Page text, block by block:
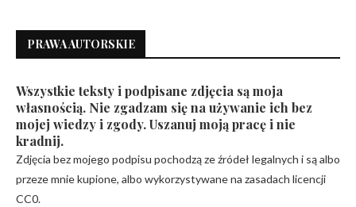
PRAWA AUTORSKIE
Wszystkie teksty i podpisane zdjęcia są moja
własnością. Nie zgadzam się na używanie ich bez
mojej wiedzy i zgody. Uszanuj moją pracę i nie
kradnij.
Zdjęcia bez mojego podpisu pochodzą ze źródeł legalnych i są albo
przeze mnie kupione, albo wykorzystywane na zasadach licencji
CC0.